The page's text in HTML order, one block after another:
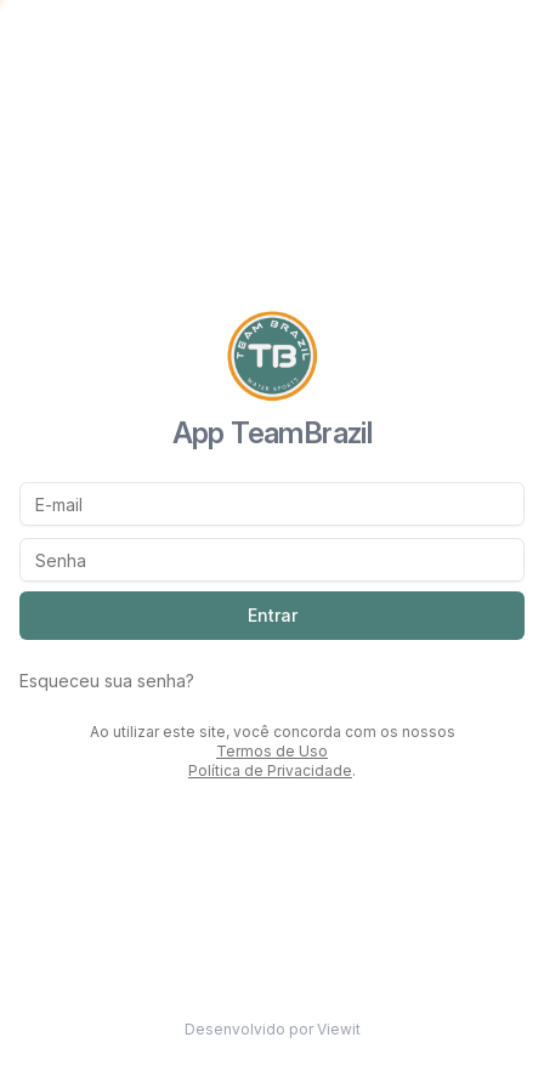
App TeamBrazil
Entrar
Esqueceu sua senha?
Ao utilizar este site, você concorda com os nossos
Termos de Uso
Política de Privacidade.
Desenvolvido por Viewit